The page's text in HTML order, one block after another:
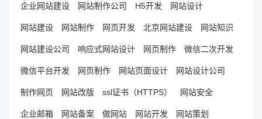
企业网站建设 网站制作公司 H5开发 网站设计
网站建设 网站制作 网页开发 北京网站建设 网站知识
网站建设公司 响应式网站设计 网页制作 微信二次开发
微信平台开发 网页制作 网站页面设计 网站设计公司
制作网页 网站改版 ssl证书（HTTPS） 网站安全
企业邮箱 网站备案 做网站 网站开发 网站策划